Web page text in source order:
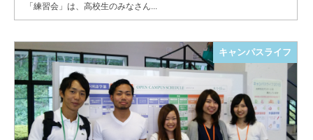
「練習会」は、高校生のみなさん...
キャンパスライフ